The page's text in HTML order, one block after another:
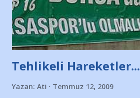
Tehlikeli Hareketler...
Yazan: Ati Temmuz 12, 2009